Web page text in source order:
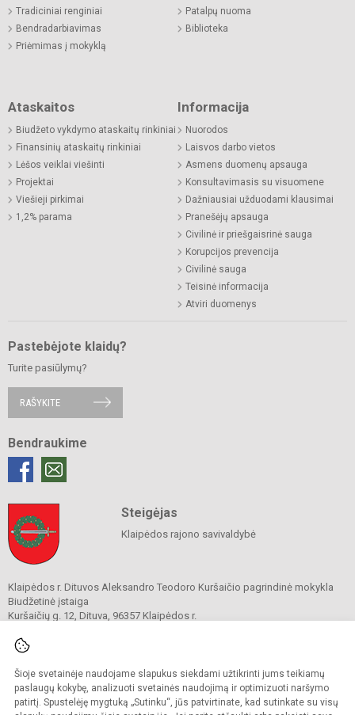
Šioje svetainėje naudojame slapukus siekdami užtikrinti jums teikiamų
paslaugų kokybę, analizuoti svetainės naudojimą ir optimizuoti naršymo
patirtį. Spustelėję mygtuką „Sutinku“, jūs patvirtinate, kad sutinkate su visų
Tradiciniai renginiai
Bendradarbiavimas
Priėmimas į mokyklą
Patalpų nuoma
Biblioteka
Ataskaitos
Biudžeto vykdymo ataskaitų rinkiniai
Finansinių ataskaitų rinkiniai
Lėšos veiklai viešinti
Projektai
Viešieji pirkimai
1,2% parama
Informacija
Nuorodos
Laisvos darbo vietos
Asmens duomenų apsauga
Konsultavimasis su visuomene
Dažniausiai užduodami klausimai
Pranešėjų apsauga
Civilinė ir priešgaisrinė sauga
Korupcijos prevencija
Civilinė sauga
Teisinė informacija
Atviri duomenys
Pastebėjote klaidų?
Turite pasiūlymų?
RAŠYKITE
Bendraukime
Steigėjas
Klaipėdos rajono savivaldybė
Klaipėdos r. Dituvos Aleksandro Teodoro Kuršaičio pagrindinė mokykla
Biudžetinė įstaiga
Kuršaičių g. 12, Dituva, 96357 Klaipėdos r.
El. p.
Juridinių asmenų registre
Įmonės kodas 191788440